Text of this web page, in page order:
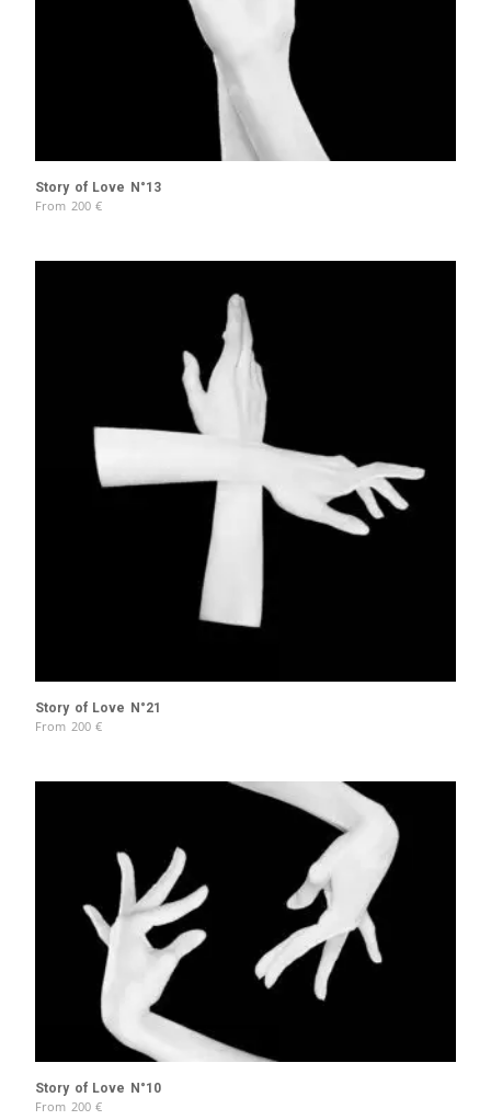
Story of Love N°13
From 200 €
Story of Love N°21
From 200 €
Story of Love N°10
From 200 €